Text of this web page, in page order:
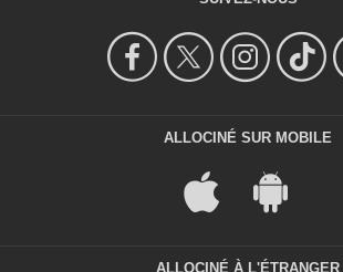
ALLOCINÉ SUR MOBILE
ALLOCINÉ À L'ÉTRANGER